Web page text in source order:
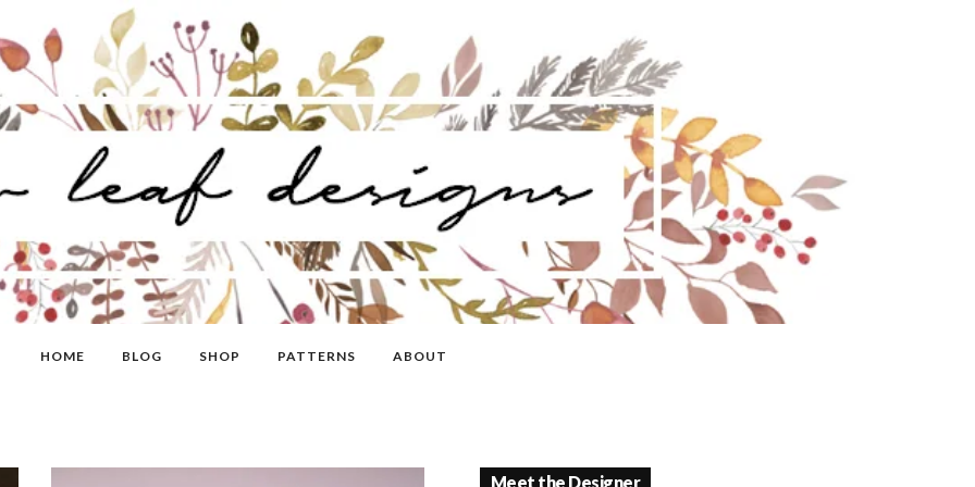
HOME BLOG SHOP PATTERNS ABOUT
Meet the Designer